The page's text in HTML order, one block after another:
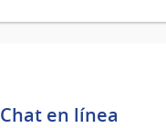
Chat en línea